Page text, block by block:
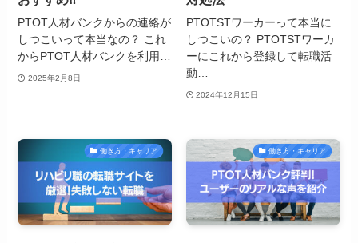
PTOT人材バンクからの連絡が
しつこいって本当なの？ これ
からPTOT人材バンクを利用…
2025年2月8日
PTOTSTワーカーって本当に
しつこいの？ PTOTSTワーカ
ーにこれから登録して転職活
動…
2024年12月15日
働き方・キャリア 働き方・キャリア